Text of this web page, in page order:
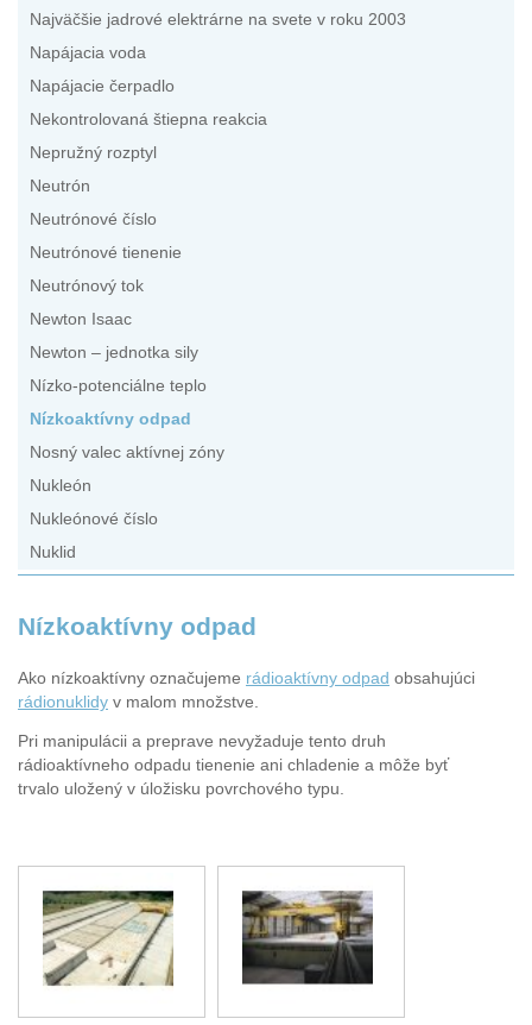
Najväčšie jadrové elektrárne na svete v roku 2003
Napájacia voda
Napájacie čerpadlo
Nekontrolovaná štiepna reakcia
Nepružný rozptyl
Neutrón
Neutrónové číslo
Neutrónové tienenie
Neutrónový tok
Newton Isaac
Newton – jednotka sily
Nízko-potenciálne teplo
Nízkoaktívny odpad
Nosný valec aktívnej zóny
Nukleón
Nukleónové číslo
Nuklid
Nízkoaktívny odpad
Ako nízkoaktívny označujeme rádioaktívny odpad obsahujúci
rádionuklidy v malom množstve.
Pri manipulácii a preprave nevyžaduje tento druh
rádioaktívneho odpadu tienenie ani chladenie a môže byť
trvalo uložený v úložisku povrchového typu.